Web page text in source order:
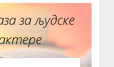
за људске